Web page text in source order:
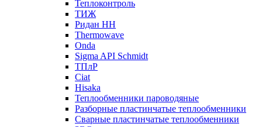
Теплоконтроль
ТИЖ
Ридан НН
Thermowave
Onda
Sigma API Schmidt
ТПлР
Ciat
Hisaka
Теплообменники пароводяные
Разборные пластинчатые теплообменники
Сварные пластинчатые теплообменники